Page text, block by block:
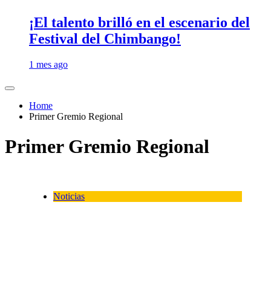
¡El talento brilló en el escenario del
Festival del Chimbango!
1 mes ago
Home
Primer Gremio Regional
Primer Gremio Regional
Noticias